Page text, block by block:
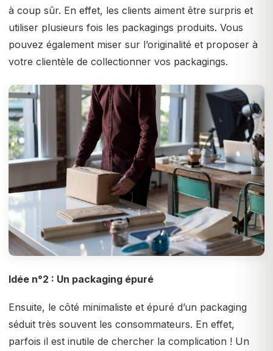
à coup sûr. En effet, les clients aiment être surpris et
utiliser plusieurs fois les packagings produits. Vous
pouvez également miser sur l’originalité et proposer à
votre clientèle de collectionner vos packagings.
Idée n°2 : Un packaging épuré
Ensuite, le côté minimaliste et épuré d’un packaging
séduit très souvent les consommateurs. En effet,
parfois il est inutile de chercher la complication ! Un